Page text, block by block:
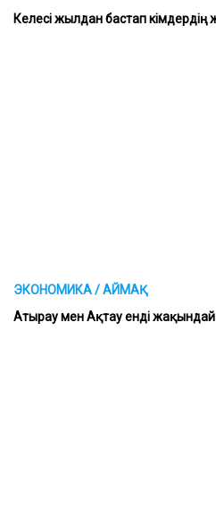
Келесі жылдан бастап кімдердің
ЭКОНОМИКА / АЙМАҚ
Атырау мен Ақтау енді жақындай